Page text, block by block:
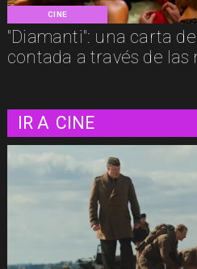
CINE
"Diamanti": una carta
contada a través de las
IR A CINE